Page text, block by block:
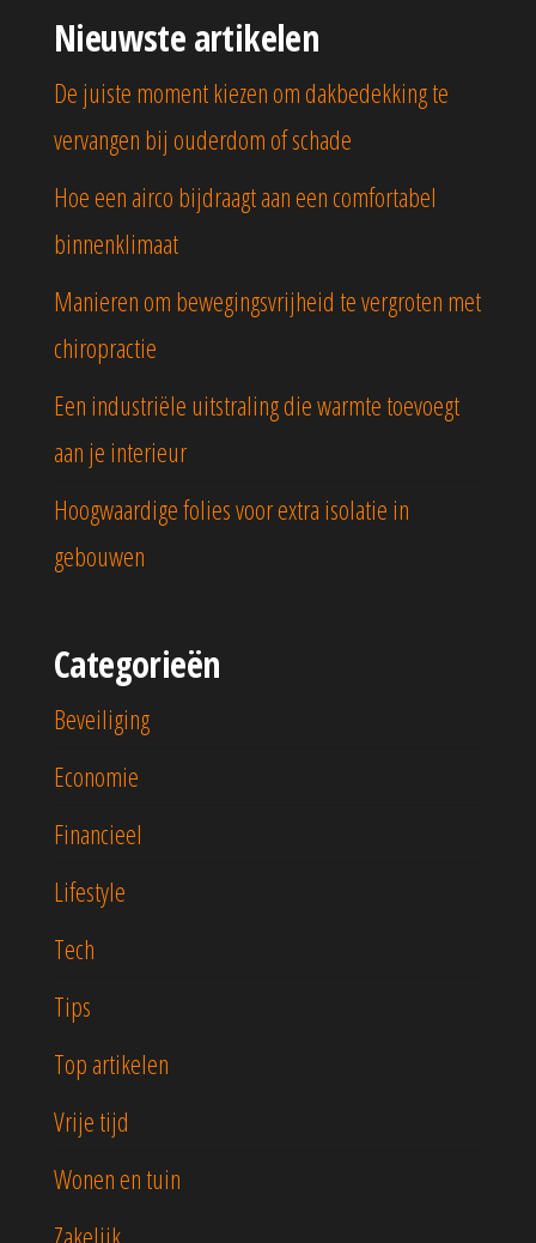
Nieuwste artikelen
De juiste moment kiezen om dakbedekking te
vervangen bij ouderdom of schade
Hoe een airco bijdraagt aan een comfortabel
binnenklimaat
Manieren om bewegingsvrijheid te vergroten met
chiropractie
Een industriële uitstraling die warmte toevoegt
aan je interieur
Hoogwaardige folies voor extra isolatie in
gebouwen
Categorieën
Beveiliging
Economie
Financieel
Lifestyle
Tech
Tips
Top artikelen
Vrije tijd
Wonen en tuin